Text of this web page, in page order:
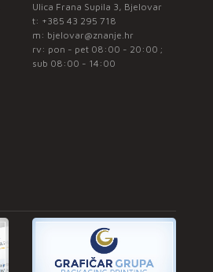
Ulica Frana Supila 3, Bjelovar
t: +385 43 295 718
m: bjelovar@znanje.hr
rv: pon - pet 08:00 - 20:00 ;
sub 08:00 - 14:00